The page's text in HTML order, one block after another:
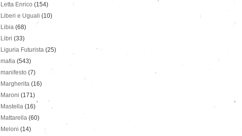
Letta Enrico (154)
Liberi e Uguali (10)
Libia (68)
Libri (33)
Liguria Futurista (25)
mafia (543)
manifesto (7)
Margherita (16)
Maroni (171)
Mastella (16)
Mattarella (60)
Meloni (14)